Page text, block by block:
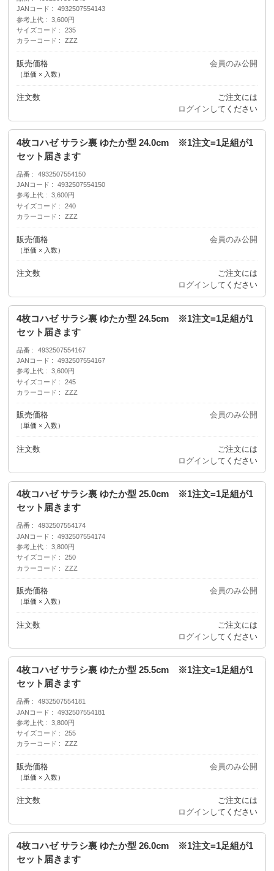
JANコード
4932507554143
参考上代
3,600円
サイズコード
235
カラーコード
ZZZ
販売価格
（単価 × 入数）
会員のみ公開
注文数
ご注文には
ログイン してください
4枚コハゼ サラシ裏 ゆたか型 24.0cm ※1注文=1足組が1
セット届きます
品番
4932507554150
JANコード
4932507554150
参考上代
3,600円
サイズコード
240
カラーコード
ZZZ
販売価格
（単価 × 入数）
会員のみ公開
注文数
ご注文には
ログイン してください
4枚コハゼ サラシ裏 ゆたか型 24.5cm ※1注文=1足組が1
セット届きます
品番
4932507554167
JANコード
4932507554167
参考上代
3,600円
サイズコード
245
カラーコード
ZZZ
販売価格
（単価 × 入数）
会員のみ公開
注文数
ご注文には
ログイン してください
4枚コハゼ サラシ裏 ゆたか型 25.0cm ※1注文=1足組が1
セット届きます
品番
4932507554174
JANコード
4932507554174
参考上代
3,800円
サイズコード
250
カラーコード
ZZZ
販売価格
（単価 × 入数）
会員のみ公開
注文数
ご注文には
ログイン してください
4枚コハゼ サラシ裏 ゆたか型 25.5cm ※1注文=1足組が1
セット届きます
品番
4932507554181
JANコード
4932507554181
参考上代
3,800円
サイズコード
255
カラーコード
ZZZ
販売価格
（単価 × 入数）
会員のみ公開
注文数
ご注文には
ログイン してください
4枚コハゼ サラシ裏 ゆたか型 26.0cm ※1注文=1足組が1
セット届きます